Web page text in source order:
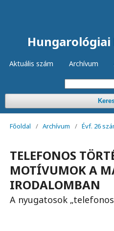
Aktuális szám Archívum
Főoldal / Archívum / Évf. 26
TELEFONOS
MOTÍVUMOK A
IRODALOMBAN
A nyugatosok